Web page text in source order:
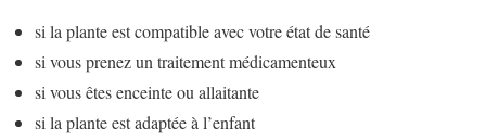
si la plante est compatible avec votre état de santé
si vous prenez un traitement médicamenteux
si vous êtes enceinte ou allaitante
si la plante est adaptée à l’enfant